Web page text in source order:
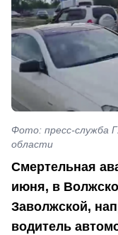
Фото: пресс-служба
области
Смертельная
июня, в
Заволжской,
водитель